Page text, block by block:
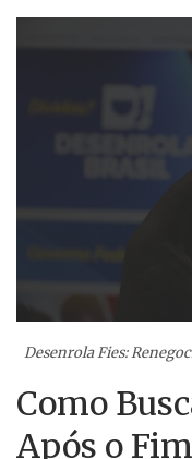
Desenrola Fies:
Como
Após o